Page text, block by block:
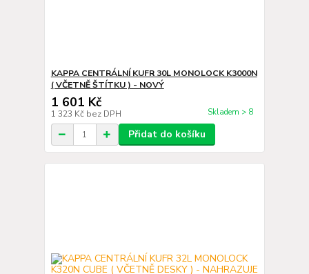
KAPPA CENTRÁLNÍ KUFR 30L MONOLOCK K3000N
( VČETNĚ ŠTÍTKU ) - NOVÝ
1 601 Kč
1 323 Kč bez DPH Skladem > 8
Přidat do košíku